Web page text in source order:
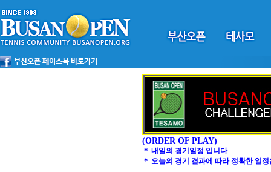
(ORDER OF PLAY)
＊ 내일의 경기일정 입니다
＊ 오늘의 경기 결과에 따라 정확한 일